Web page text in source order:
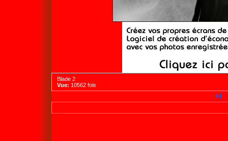
Blade 2
Vue: 10562 fois